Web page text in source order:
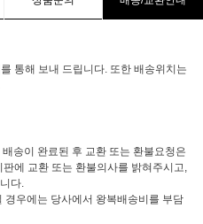
통해 보내 드립니다. 또한 배송위치는
송이 완료된 후 교환 또는 환불요청은
에 교환 또는 환불의사를 밝혀주시고,
다.
경우에는 당사에서 왕복배송비를 부담